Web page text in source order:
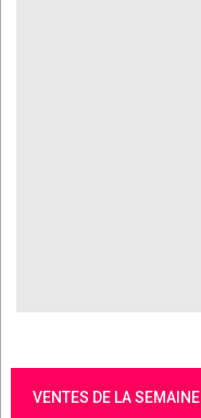
VENTES DE LA SEMAINE